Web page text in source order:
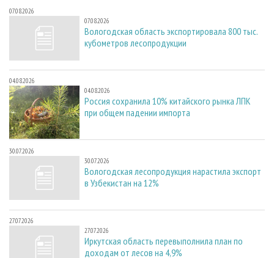
07.08.2026
07.08.2026
Вологодская область экспортировала 800 тыс.
кубометров лесопродукции
04.08.2026
04.08.2026
Россия сохранила 10% китайского рынка ЛПК
при общем падении импорта
30.07.2026
30.07.2026
Вологодская лесопродукция нарастила экспорт
в Узбекистан на 12%
27.07.2026
27.07.2026
Иркутская область перевыполнила план по
доходам от лесов на 4,9%